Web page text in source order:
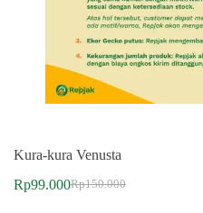
Kura-kura Venusta
Rp150.000
Rp99.000